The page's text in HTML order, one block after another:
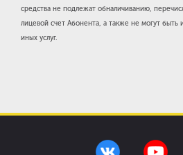
средства не подлежат обналичиванию,
лицевой счет Абонента, а также не могут быть
иных услуг.